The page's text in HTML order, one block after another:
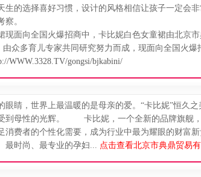
生的选择喜好习惯，设计的风格相信让孩子一定会
察。
面向全国火爆招商中，卡比妮白色女童裙由北京市
众多育儿专家共同研究努力而成，现面向全国火
WWW.3328.TV/gongsi/bjkabini/
眼睛，世界上最温暖的是母亲的爱。“卡比妮”恒久
到母性的光辉。 卡比妮，一个全新的品牌旗舰，
消费者的个性化需要，成为行业中最为耀眼的财富
最时尚、最专业的孕妇... 点击查看北京市典鼎贸易